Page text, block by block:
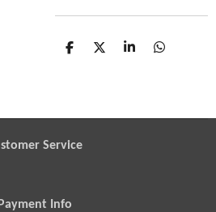
S
S
S
S
Service
Payment Info